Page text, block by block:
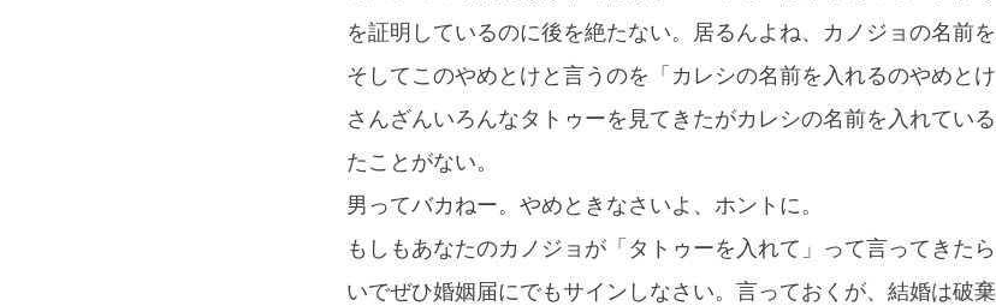
を証明しているのに後を絶たない。居るんよね、カノジョの名前を
そしてこのやめとけと言うのを「カレシの名前を入れるのやめと
さんざんいろんなタトゥーを見てきたがカレシの名前を入れてい
たことがない。
男ってバカねー。やめときなさいよ、ホントに。
もしもあなたのカノジョが「タトゥーを入れて」って言ってきた
いでぜひ婚姻届にでもサインしなさい。言っておくが、結婚は破